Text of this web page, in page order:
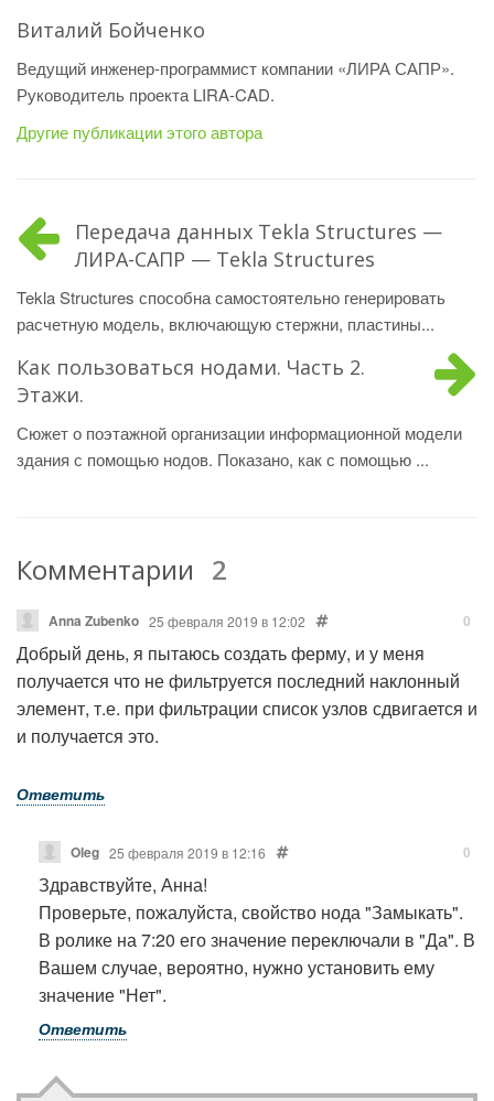
Виталий Бойченко
Ведущий инженер-программист компании «ЛИРА САПР».
Руководитель проекта LIRA-CAD.
Другие публикации этого автора
Передача данных Tekla Structures —
ЛИРА-САПР — Tekla Structures
Tekla Structures способна самостоятельно генерировать
расчетную модель, включающую стержни, пластины...
Как пользоваться нодами. Часть 2.
Этажи.
Сюжет о поэтажной организации информационной модели
здания с помощью нодов. Показано, как с помощью ...
Комментарии 2
Anna Zubenko 25 февраля 2019 в 12:02 0
Добрый день, я пытаюсь создать ферму, и у меня
получается что не фильтруется последний наклонный
элемент, т.е. при фильтрации список узлов сдвигается и
и получается это.
Ответить
Oleg 25 февраля 2019 в 12:16 0
Здравствуйте, Анна!
Проверьте, пожалуйста, свойство нода "Замыкать".
В ролике на 7:20 его значение переключали в "Да". В
Вашем случае, вероятно, нужно установить ему
значение "Нет".
Ответить